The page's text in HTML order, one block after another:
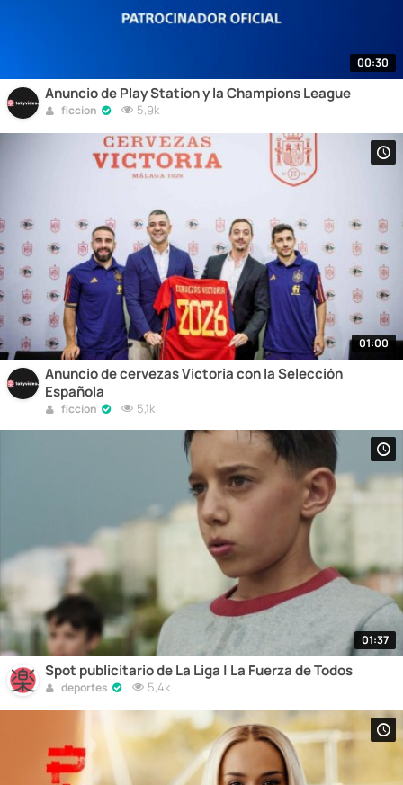
00:30
Anuncio de Play Station y la Champions League
ficcion 5,9k
01:00
Anuncio de cervezas Victoria con la Selección
Española
ficcion 5,1k
01:37
Spot publicitario de La Liga | La Fuerza de Todos
deportes 5,4k